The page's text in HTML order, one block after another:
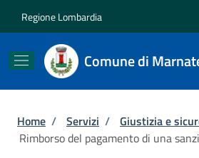
Regione Lombardia
Comune di
Briciole di pane
Home / Servizi / Giustizia e
Rimborso del pagamento di una